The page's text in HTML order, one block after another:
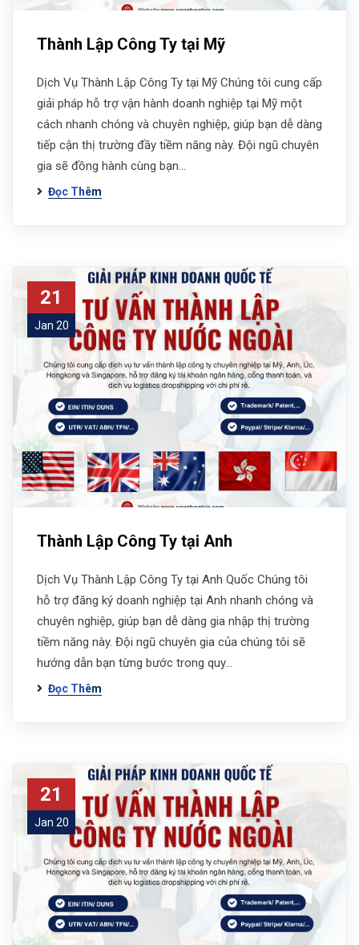
Thành Lập Công Ty tại Mỹ
Dịch Vụ Thành Lập Công Ty tại Mỹ Chúng tôi cung cấp
giải pháp hỗ trợ vận hành doanh nghiệp tại Mỹ một
cách nhanh chóng và chuyên nghiệp, giúp bạn dễ dàng
tiếp cận thị trường đầy tiềm năng này. Đội ngũ chuyên
gia sẽ đồng hành cùng bạn…
Đọc Thêm
21
Jan 20
Thành Lập Công Ty tại Anh
Dịch Vụ Thành Lập Công Ty tại Anh Quốc Chúng tôi
hỗ trợ đăng ký doanh nghiệp tại Anh nhanh chóng và
chuyên nghiệp, giúp bạn dễ dàng gia nhập thị trường
tiềm năng này. Đội ngũ chuyên gia của chúng tôi sẽ
hướng dẫn bạn từng bước trong quy…
Đọc Thêm
21
Jan 20